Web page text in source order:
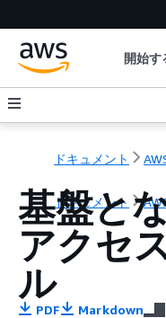
開始す
ドキュメント
ドキュメント
基盤と
アクセ
ル
PDF Markdown